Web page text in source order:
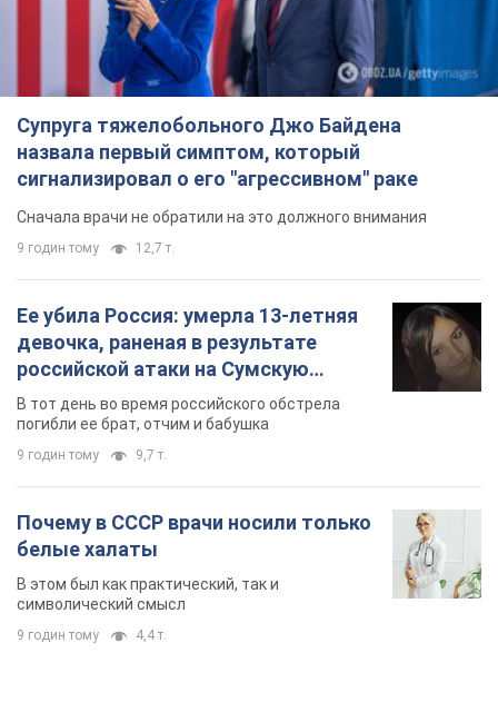
Супруга тяжелобольного Джо Байдена
назвала первый симптом, который
сигнализировал о его "агрессивном" раке
Сначала врачи не обратили на это должного внимания
9 годин тому 12,7 т.
Ее убила Россия: умерла 13-летняя
девочка, раненая в результате
российской атаки на Сумскую
область. Фото
В тот день во время российского обстрела
погибли ее брат, отчим и бабушка
9 годин тому 9,7 т.
Почему в СССР врачи носили только
белые халаты
В этом был как практический, так и
символический смысл
9 годин тому 4,4 т.